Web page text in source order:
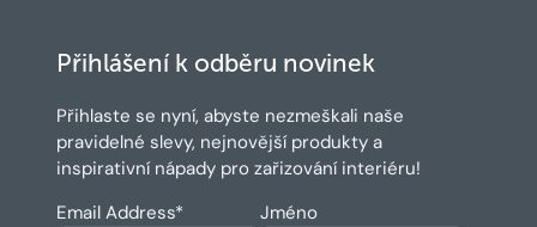
Přihlášení k odběru novinek
Přihlaste se nyní, abyste nezmeškali naše
pravidelné slevy, nejnovější produkty a
inspirativní nápady pro zařizování interiéru!
Email Address* Jméno